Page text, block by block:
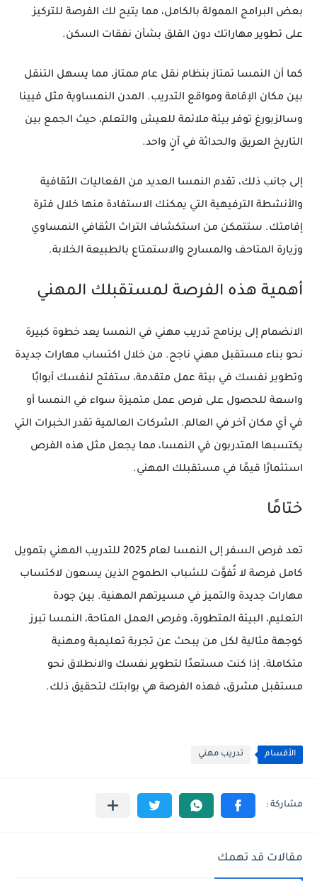
بعض البرامج الممولة بالكامل، مما يتيح لك الفرصة للتركيز
على تطوير مهاراتك دون القلق بشأن نفقات السكن.
كما أن النمسا تمتاز بنظام نقل عام ممتاز، مما يسهل التنقل
بين مكان الإقامة ومواقع التدريب. المدن النمساوية مثل فيينا
وسالزبورغ توفر بيئة ملائمة للعيش والتعلم، حيث الجمع بين
التاريخ العريق والحداثة في آنٍ واحد.
إلى جانب ذلك، تقدم النمسا العديد من الفعاليات الثقافية
والأنشطة الترفيهية التي يمكنك الاستفادة منها خلال فترة
إقامتك. ستتمكن من استكشاف التراث الثقافي النمساوي
وزيارة المتاحف والمسارح والاستمتاع بالطبيعة الخلابة.
أهمية هذه الفرصة لمستقبلك المهني
الانضمام إلى برنامج تدريب مهني في النمسا يعد خطوة كبيرة
نحو بناء مستقبل مهني ناجح. من خلال اكتساب مهارات جديدة
وتطوير نفسك في بيئة عمل متقدمة، ستفتح لنفسك أبوابًا
واسعة للحصول على فرص عمل متميزة سواء في النمسا أو
في أي مكان آخر في العالم. الشركات العالمية تقدر الخبرات التي
يكتسبها المتدربون في النمسا، مما يجعل مثل هذه الفرص
استثمارًا قيمًا في مستقبلك المهني.
ختامًا
تعد فرص السفر إلى النمسا لعام 2025 للتدريب المهني بتمويل
كامل فرصة لا تُفوَّت للشباب الطموح الذين يسعون لاكتساب
مهارات جديدة والتميز في مسيرتهم المهنية. بين جودة
التعليم، البيئة المتطورة، وفرص العمل المتاحة، النمسا تبرز
كوجهة مثالية لكل من يبحث عن تجربة تعليمية ومهنية
متكاملة. إذا كنت مستعدًا لتطوير نفسك والانطلاق نحو
مستقبل مشرق، فهذه الفرصة هي بوابتك لتحقيق ذلك.
الأقسام تدريب مهني
مقالات قد تهمك